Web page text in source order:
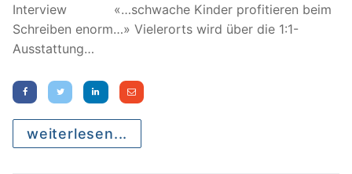
Interview «…schwache Kinder profitieren beim
Schreiben enorm…» Vielerorts wird über die 1:1-
Ausstattung…
weiterlesen...